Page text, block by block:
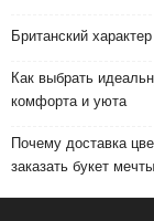
Британский
Как выбрать
комфорта и уюта
Почему доставка
заказать букет мечты